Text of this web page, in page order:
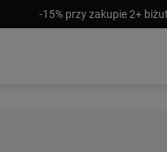
-15% przy zakupie 2+